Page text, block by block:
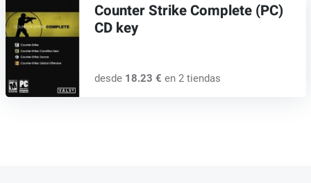
Counter Strike Complete (PC)
CD key
desde 18.23 € en 2 tiendas